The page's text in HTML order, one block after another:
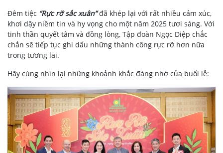
Đêm tiệc “Rực rỡ sắc xuân” đã khép lại với rất nhiều cảm xúc,
khơi dậy niềm tin và hy vọng cho một năm 2025 tươi sáng. Với
tinh thần quyết tâm và đồng lòng, Tập đoàn Ngọc Diệp chắc
chắn sẽ tiếp tục ghi dấu những thành công rực rỡ hơn nữa
trong tương lai.
Hãy cùng nhìn lại những khoảnh khắc đáng nhớ của buổi lễ: